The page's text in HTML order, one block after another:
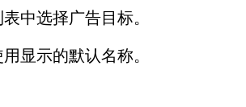
中选择广告目标。
显示的默认名称。